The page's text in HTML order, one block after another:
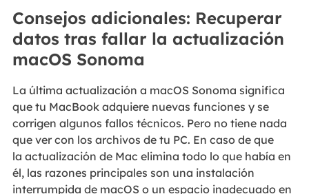
Consejos adicionales: Recuperar
datos tras fallar la actualización
macOS Sonoma
La última actualización a macOS Sonoma significa
que tu MacBook adquiere nuevas funciones y se
corrigen algunos fallos técnicos. Pero no tiene nada
que ver con los archivos de tu PC. En caso de que
la actualización de Mac elimina todo lo que había en
él, las razones principales son una instalación
interrumpida de macOS o un espacio inadecuado en